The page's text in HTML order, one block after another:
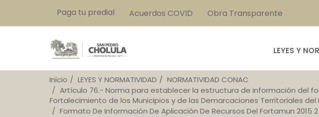
Paga tu predial Acuerdos COVID Obra Transparente
LEYES Y
Inicio LEYES Y NORMATIVIDAD
NORMATIVIDAD CONAC
Artículo 76.- Norma para establecer la estructura de información del
Fortalecimiento de los Municipios y de las Demarcaciones Territoriales del
Formato De Información De Aplicación De Recursos Del Fortamun 2015